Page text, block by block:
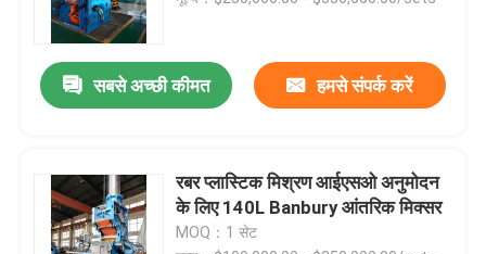
सबसे अच्छी कीमत हमसे संपर्क करें
रबर प्लास्टिक मिश्रण आईएसओ अनुमोदन
के लिए 140L Banbury आंतरिक मिक्सर
MOQ：1 सेट